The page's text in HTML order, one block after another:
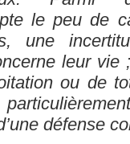
le peu de
une
leur vie
ou de
défense